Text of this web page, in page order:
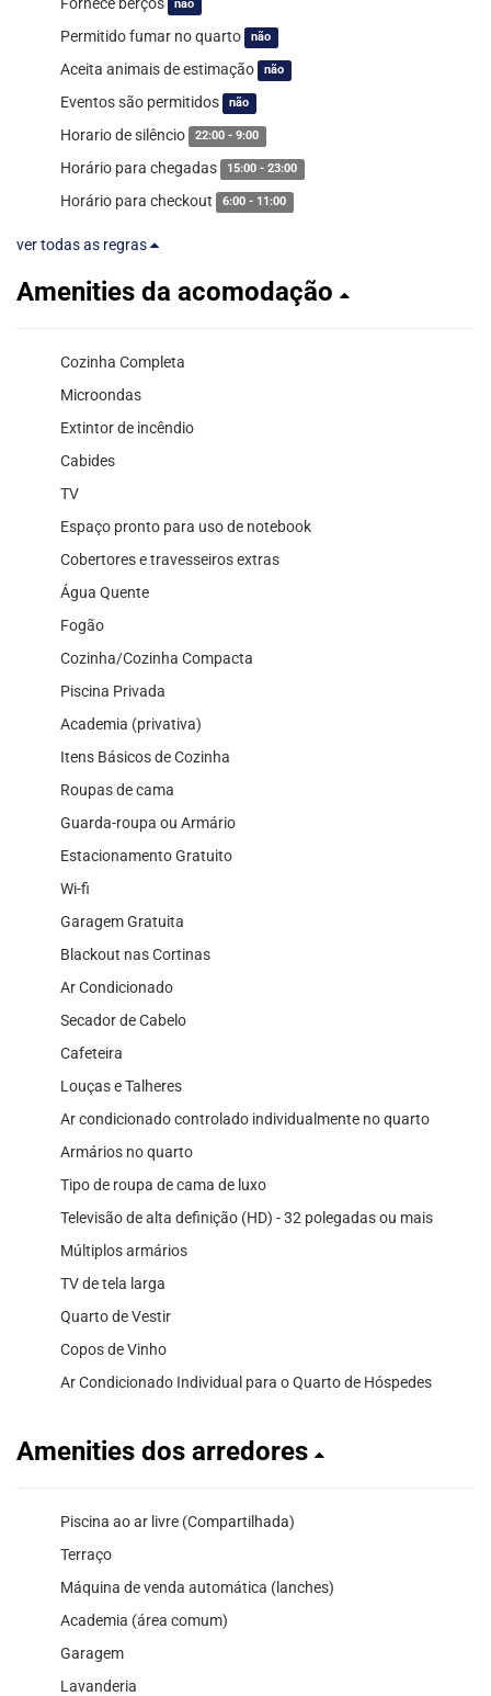
não
Permitido fumar no quarto não
Aceita animais de estimação não
Eventos são permitidos não
Horario de silêncio 22:00 - 9:00
Horário para chegadas 15:00 - 23:00
Horário para checkout 6:00 - 11:00
ver todas as regras
Amenities da acomodação
Cozinha Completa
Microondas
Extintor de incêndio
Cabides
TV
Espaço pronto para uso de notebook
Cobertores e travesseiros extras
Água Quente
Fogão
Cozinha/Cozinha Compacta
Piscina Privada
Academia (privativa)
Itens Básicos de Cozinha
Roupas de cama
Guarda-roupa ou Armário
Estacionamento Gratuito
Wi-fi
Garagem Gratuita
Blackout nas Cortinas
Ar Condicionado
Secador de Cabelo
Cafeteira
Louças e Talheres
Ar condicionado controlado individualmente no quarto
Armários no quarto
Tipo de roupa de cama de luxo
Televisão de alta definição (HD) - 32 polegadas ou mais
Múltiplos armários
TV de tela larga
Quarto de Vestir
Copos de Vinho
Ar Condicionado Individual para o Quarto de Hóspedes
Amenities dos arredores
Piscina ao ar livre (Compartilhada)
Terraço
Máquina de venda automática (lanches)
Academia (área comum)
Garagem
Lavanderia